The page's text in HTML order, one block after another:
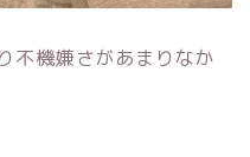
不機嫌さがあまりなか